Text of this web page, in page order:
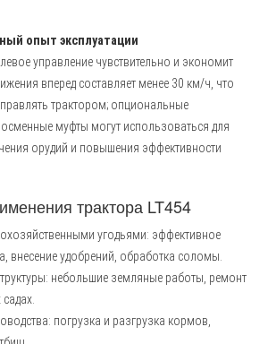
опыт эксплуатации
управление чувствительно и экономит
вперед составляет менее 30 км/ч, что
трактором; опциональные
муфты могут использоваться для
орудий и повышения эффективности
трактора LT454
угодьями: эффективное
внесение удобрений, обработка соломы.
небольшие земляные работы, ремонт
погрузка и разгрузка кормов,